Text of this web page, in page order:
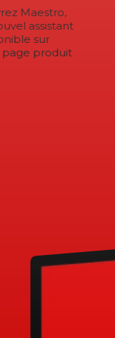
Maestro,
assistant
sur
produit